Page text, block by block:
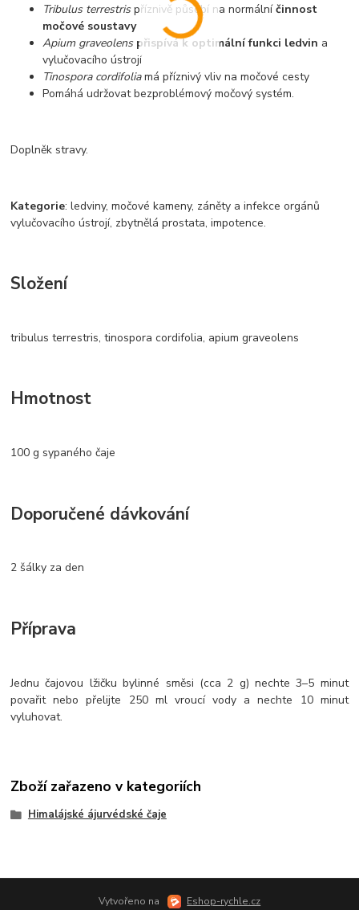
Tribulus terrestrispříznivě působí na normálníčinnost
močové soustavy
Apium graveolens přispívá k optimální funkci ledvin a
vylučovacího ústrojí
Tinospora cordifoliamá příznivý vliv na močové cesty
Pomáhá udržovat bezproblémový močový systém.
Doplněk stravy.
Kategorie: ledviny, močové kameny, záněty a infekce orgánů
vylučovacího ústrojí, zbytnělá prostata, impotence.
Složení
tribulus terrestris, tinospora cordifolia, apium graveolens
Hmotnost
100 g sypaného čaje
Doporučené dávkování
2 šálky za den
Příprava
Jednu čajovou lžičku bylinné směsi (cca 2 g) nechte 3–5 minut
povařit nebo přelijte 250 ml vroucí vody a nechte 10 minut
vyluhovat.
Zboží zařazeno v kategoriích
Himalájské ájurvédské čaje
Vytvořeno na Eshop-rychle.cz